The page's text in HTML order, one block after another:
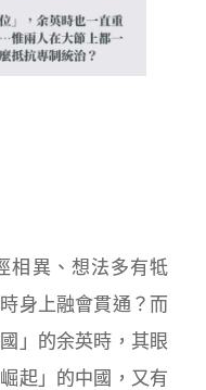
相異、想法多有牴
身上融會貫通？而
」的余英時，其眼
起」的中國，又有